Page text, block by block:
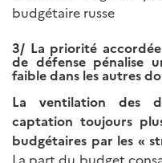
budgétaire russe
3/ La priorité
de défense pénalise
faible dans les autres
La ventilation des
captation toujours
budgétaires par les «
La part du budget